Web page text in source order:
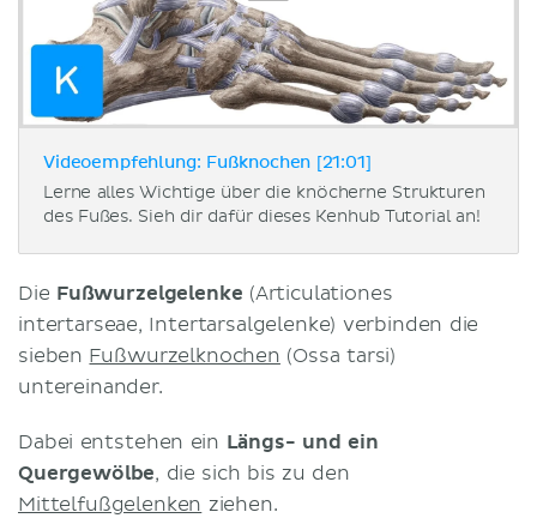
Videoempfehlung: Fußknochen [21:01]
Lerne alles Wichtige über die knöcherne Strukturen
des Fußes. Sieh dir dafür dieses Kenhub Tutorial an!
Die Fußwurzelgelenke (Articulationes
intertarseae, Intertarsalgelenke) verbinden die
sieben Fußwurzelknochen (Ossa tarsi)
untereinander.
Dabei entstehen ein Längs- und ein
Quergewölbe, die sich bis zu den
Mittelfußgelenken ziehen.